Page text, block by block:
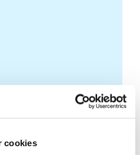
cookies